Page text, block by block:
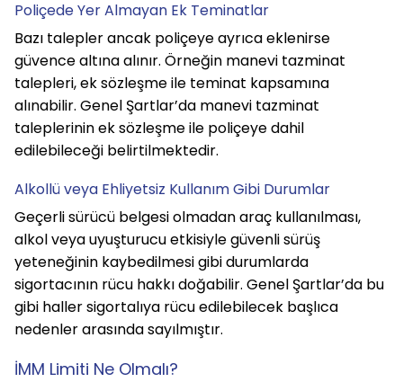
Poliçede Yer Almayan Ek Teminatlar
Bazı talepler ancak poliçeye ayrıca eklenirse
güvence altına alınır. Örneğin manevi tazminat
talepleri, ek sözleşme ile teminat kapsamına
alınabilir. Genel Şartlar’da manevi tazminat
taleplerinin ek sözleşme ile poliçeye dahil
edilebileceği belirtilmektedir.
Alkollü veya Ehliyetsiz Kullanım Gibi Durumlar
Geçerli sürücü belgesi olmadan araç kullanılması,
alkol veya uyuşturucu etkisiyle güvenli sürüş
yeteneğinin kaybedilmesi gibi durumlarda
sigortacının rücu hakkı doğabilir. Genel Şartlar’da bu
gibi haller sigortalıya rücu edilebilecek başlıca
nedenler arasında sayılmıştır.
İMM Limiti Ne Olmalı?